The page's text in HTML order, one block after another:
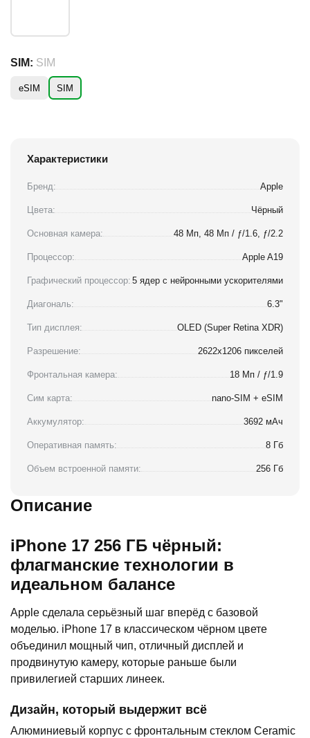
SIM: SIM
eSIM SIM
Характеристики
Бренд: Apple
Цвета: Чёрный
Основная камера: 48 Мп, 48 Мп / ƒ/1.6, ƒ/2.2
Процессор: Apple A19
Графический процессор: 5 ядер с нейронными ускорителями
Диагональ: 6.3"
Тип дисплея: OLED (Super Retina XDR)
Разрешение: 2622x1206 пикселей
Фронтальная камера: 18 Мп / ƒ/1.9
Сим карта: nano-SIM + eSIM
Аккумулятор: 3692 мАч
Оперативная память: 8 Гб
Объем встроенной памяти: 256 Гб
Описание
iPhone 17 256 ГБ чёрный:
флагманские технологии в
идеальном балансе
Apple сделала серьёзный шаг вперёд с базовой
моделью. iPhone 17 в классическом чёрном цвете
объединил мощный чип, отличный дисплей и
продвинутую камеру, которые раньше были
привилегией старших линеек.
Дизайн, который выдержит всё
Алюминиевый корпус с фронтальным стеклом Ceramic